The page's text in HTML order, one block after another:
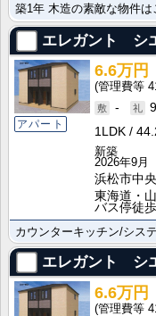
エレガント
アパート
6.6万円
-
1LDK
新築
2026年9月
浜松市中
東海道・
バス停徒
エレガント
6.6万円